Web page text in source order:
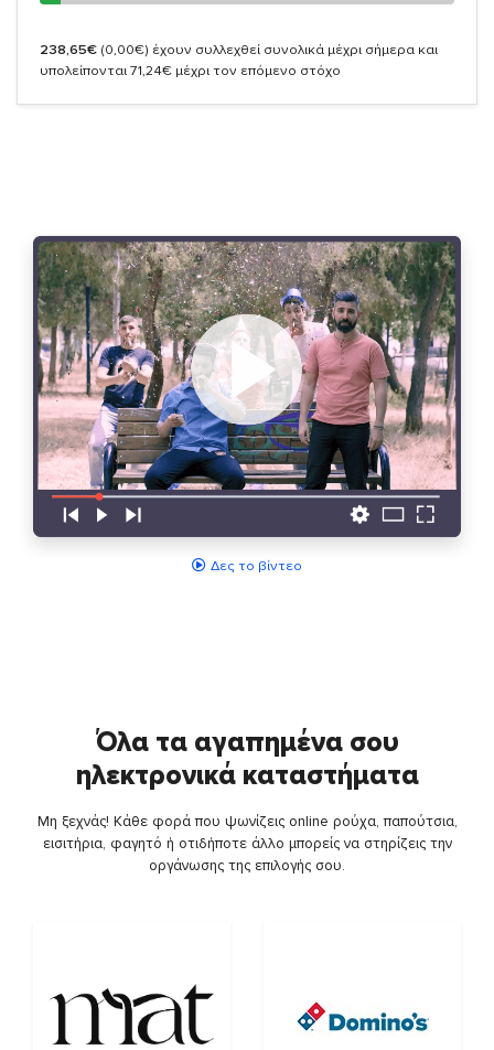
238,65€ (0,00€) έχουν συλλεχθεί συνολικά μέχρι σήμερα και
υπολείπονται 71,24€ μέχρι τον επόμενο στόχο
Δες το βίντεο
Όλα τα αγαπημένα σου
ηλεκτρονικά καταστήματα
Μη ξεχνάς! Κάθε φορά που ψωνίζεις online ρούχα, παπούτσια,
εισιτήρια, φαγητό ή οτιδήποτε άλλο μπορείς να στηρίζεις την
οργάνωσης της επιλογής σου.